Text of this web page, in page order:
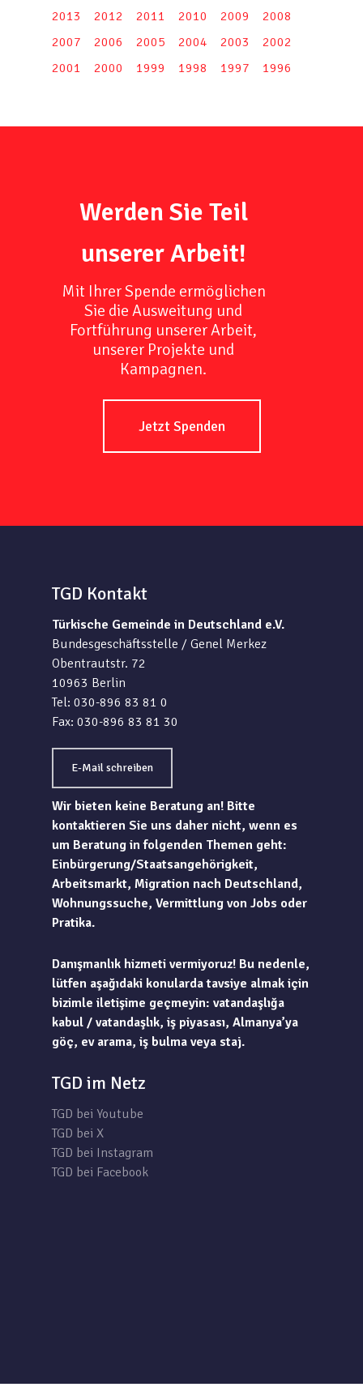
2013
2012 2011 2010 2009
2008
2007
2006 2005 2004 2003
2002
2001
2000 1999 1998 1997 1996
Werden Sie Teil
unserer Arbeit!
Mit Ihrer Spende ermöglichen
Sie die Ausweitung und
Fortführung unserer Arbeit,
unserer Projekte und
Kampagnen.
Jetzt Spenden
TGD Kontakt
Türkische Gemeinde in Deutschland e.V.
Bundesgeschäftsstelle / Genel Merkez
Obentrautstr. 72
10963 Berlin
Tel: 030-896 83 81 0
Fax: 030-896 83 81 30
E-Mail schreiben
Wir bieten keine Beratung an! Bitte
kontaktieren Sie uns daher nicht, wenn es
um Beratung in folgenden Themen geht:
Einbürgerung/Staatsangehörigkeit,
Arbeitsmarkt, Migration nach Deutschland,
Wohnungssuche, Vermittlung von Jobs oder
Pratika.
Danışmanlık hizmeti vermiyoruz! Bu nedenle,
lütfen aşağıdaki konularda tavsiye almak için
bizimle iletişime geçmeyin: vatandaşlığa
kabul / vatandaşlık, iş piyasası, Almanya’ya
göç, ev arama, iş bulma veya staj.
TGD im Netz
TGD bei Youtube
TGD bei X
TGD bei Instagram
TGD bei Facebook